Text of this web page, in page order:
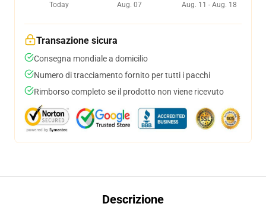
Today
Aug. 07
Aug. 11 - Aug. 18
Transazione sicura
Consegna mondiale a domicilio
Numero di tracciamento fornito per tutti i pacchi
Rimborso completo se il prodotto non viene ricevuto
Descrizione